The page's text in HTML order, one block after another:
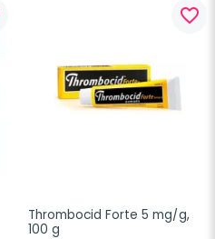
favorite_border
Thrombocid Forte 5 mg/g,
100 g